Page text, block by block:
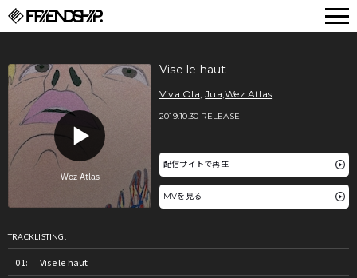
Vise le haut
Viva Ola,Jua,Wez Atlas
2019.10.30 RELEASE
配信サイトで再生
MVを見る
TRACKLISTING:
Vise le haut